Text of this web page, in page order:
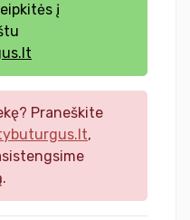
į
Praneškite
,